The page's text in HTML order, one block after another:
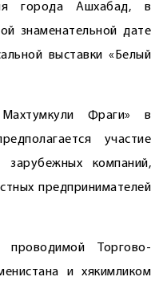
города Ашхабад, в
знаменательной дате
выставки «Белый
Фраги» в
участие
компаний,
предпринимателей
проводимой Торгово-
и хякимликом